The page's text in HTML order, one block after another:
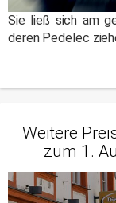
Sie ließ sich am
deren Pedelec
Weitere
zum 1.